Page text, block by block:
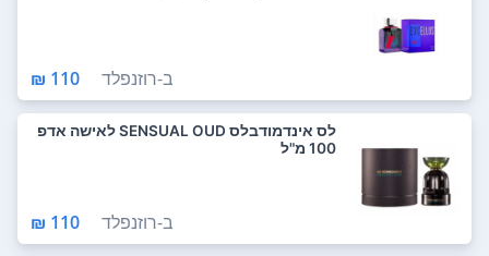
ב-רוזנפלד 110 ₪
לס אינדמודבלס SENSUAL OUD לאישה אדפ
100 מ"ל
ב-רוזנפלד 110 ₪